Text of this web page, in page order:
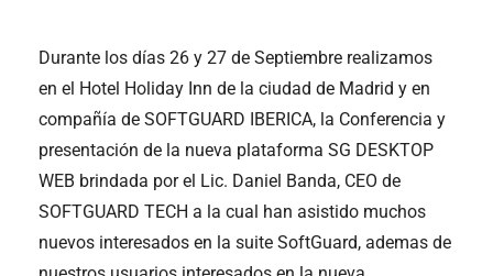
Durante los días 26 y 27 de Septiembre realizamos
en el Hotel Holiday Inn de la ciudad de Madrid y en
compañía de SOFTGUARD IBERICA, la Conferencia y
presentación de la nueva plataforma SG DESKTOP
WEB brindada por el Lic. Daniel Banda, CEO de
SOFTGUARD TECH a la cual han asistido muchos
nuevos interesados en la suite SoftGuard, ademas de